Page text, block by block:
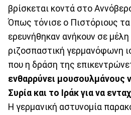
βρίσκεται κοντά στο
Όπως τόνισε ο Πιστόριους
ερευνήθηκαν ανήκουν σε
ριζοσπαστική γερμανόφωνη
που η δράση της
ενθαρρύνει μουσουλμάνους
Συρία και το Ιράκ για να
Η γερμανική αστυνομία